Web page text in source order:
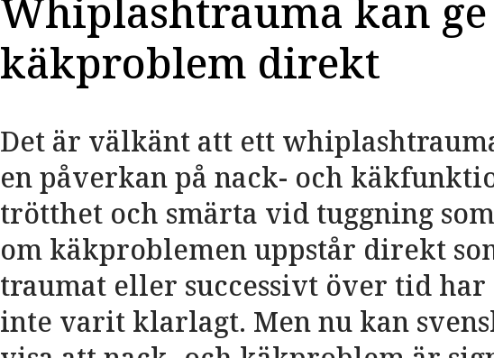
Whiplashtrauma kan ge
käkproblem direkt
Det är välkänt att ett
en påverkan på nack- och
trötthet och smärta vid tuggning
om käkproblemen uppstår direkt
traumat eller successivt över tid
inte varit klarlagt. Men nu kan